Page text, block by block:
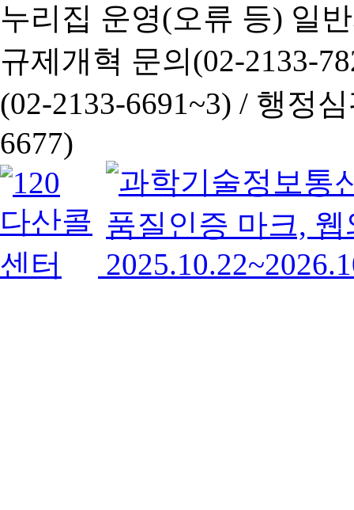
누리집 운영(오류 등) 일
규제개혁 문의(02-2133-
(02-2133-6691~3) / 행정심
6677)